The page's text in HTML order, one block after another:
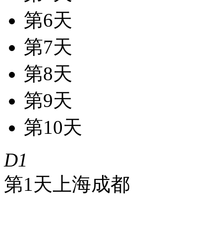
第6天
第7天
第8天
第9天
第10天
D1
第1天 上海成都